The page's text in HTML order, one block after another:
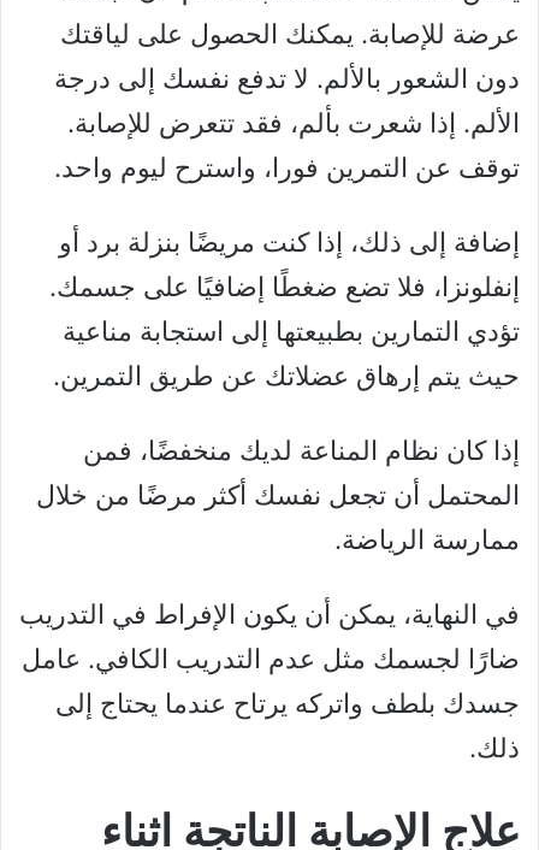
عرضة للإصابة. يمكنك الحصول على لياقتك
دون الشعور بالألم. لا تدفع نفسك إلى درجة
الألم. إذا شعرت بألم، فقد تتعرض للإصابة.
توقف عن التمرين فورا، واسترح ليوم واحد.
إضافة إلى ذلك، إذا كنت مريضًا بنزلة برد أو
إنفلونزا، فلا تضع ضغطًا إضافيًا على جسمك.
تؤدي التمارين بطبيعتها إلى استجابة مناعية
حيث يتم إرهاق عضلاتك عن طريق التمرين.
إذا كان نظام المناعة لديك منخفضًا، فمن
المحتمل أن تجعل نفسك أكثر مرضًا من خلال
ممارسة الرياضة.
في النهاية، يمكن أن يكون الإفراط في التدريب
ضارًا لجسمك مثل عدم التدريب الكافي. عامل
جسدك بلطف واتركه يرتاح عندما يحتاج إلى
ذلك.
علاج الإصابة الناتجة اثناء